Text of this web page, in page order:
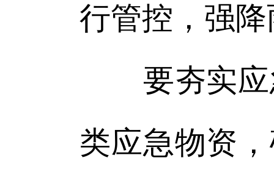
行管控，强
要夯实应
类应急物资